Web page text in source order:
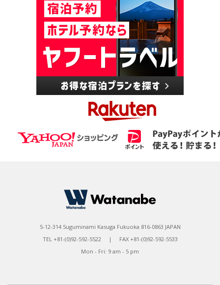
5-12-314 Suguminami Kasuga Fukuoka 816-0863 JAPAN
TEL +81-(0)92-592-5522 | FAX +81-(0)92-592-5533
Mon - Fri: 9 am - 5 pm